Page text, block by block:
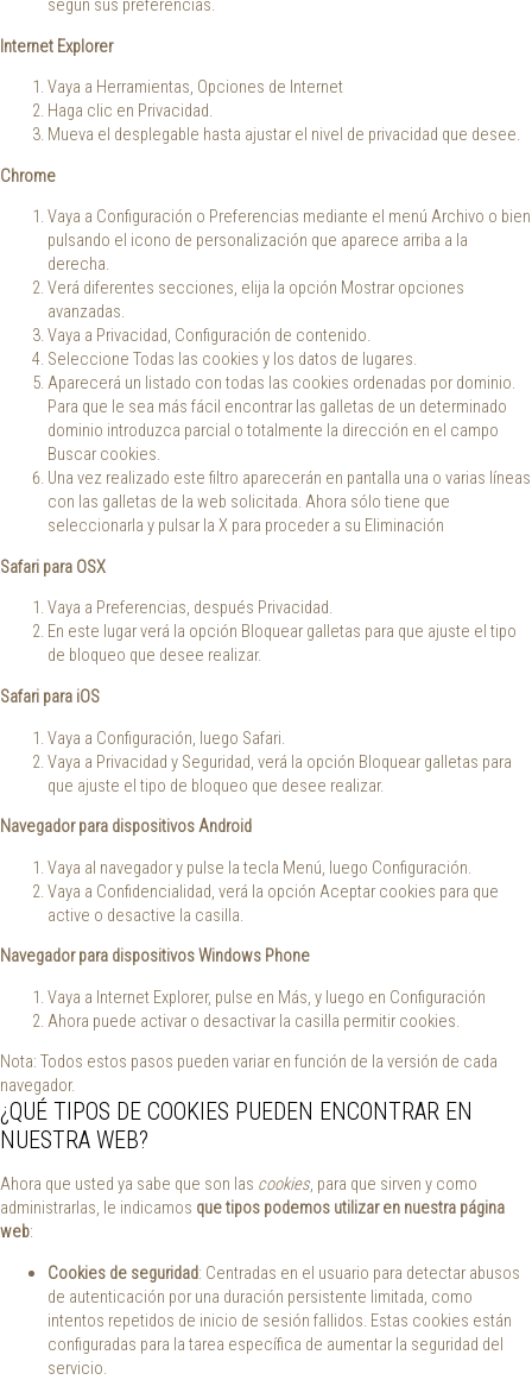
según sus preferencias.
Internet Explorer
Vaya a Herramientas, Opciones de Internet
Haga clic en Privacidad.
Mueva el desplegable hasta ajustar el nivel de privacidad que desee.
Chrome
Vaya a Configuración o Preferencias mediante el menú Archivo o bien
pulsando el icono de personalización que aparece arriba a la
derecha.
Verá diferentes secciones, elija la opción Mostrar opciones
avanzadas.
Vaya a Privacidad, Configuración de contenido.
Seleccione Todas las cookies y los datos de lugares.
Aparecerá un listado con todas las cookies ordenadas por dominio.
Para que le sea más fácil encontrar las galletas de un determinado
dominio introduzca parcial o totalmente la dirección en el campo
Buscar cookies.
Una vez realizado este filtro aparecerán en pantalla una o varias líneas
con las galletas de la web solicitada. Ahora sólo tiene que
seleccionarla y pulsar la X para proceder a su Eliminación
Safari para OSX
Vaya a Preferencias, después Privacidad.
En este lugar verá la opción Bloquear galletas para que ajuste el tipo
de bloqueo que desee realizar.
Safari para iOS
Vaya a Configuración, luego Safari.
Vaya a Privacidad y Seguridad, verá la opción Bloquear galletas para
que ajuste el tipo de bloqueo que desee realizar.
Navegador para dispositivos Android
Vaya al navegador y pulse la tecla Menú, luego Configuración.
Vaya a Confidencialidad, verá la opción Aceptar cookies para que
active o desactive la casilla.
Navegador para dispositivos Windows Phone
Vaya a Internet Explorer, pulse en Más, y luego en Configuración
Ahora puede activar o desactivar la casilla permitir cookies.
Nota: Todos estos pasos pueden variar en función de la versión de cada
navegador.
¿QUÉ TIPOS DE COOKIES PUEDEN ENCONTRAR EN
NUESTRA WEB?
Ahora que usted ya sabe que son las cookies, para que sirven y como
administrarlas, le indicamos que tipos podemos utilizar en nuestra página
web:
Cookies de seguridad: Centradas en el usuario para detectar abusos
de autenticación por una duración persistente limitada, como
intentos repetidos de inicio de sesión fallidos. Estas cookies están
configuradas para la tarea específica de aumentar la seguridad del
servicio.